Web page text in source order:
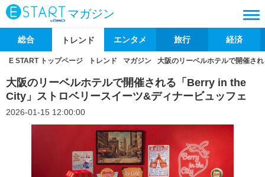
マガジン
総合 トレンド エンタメ 旅行 経済
E START トップページ トレンド マガジン 大阪のリーベルホテルで開催さ
大阪のリーベルホテルで開催される「Berry in the
City」ストロベリースイーツ&ディナービュッフェ
2026-01-15 12:00:00